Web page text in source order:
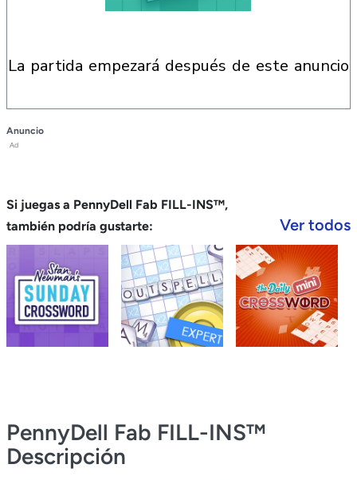
la partida empezará después de este anuncio
Anuncio
Ad
Si juegas a PennyDell Fab FILL-INS™,
también podría gustarte:
Ver todos
PennyDell Fab FILL-INS™
Descripción